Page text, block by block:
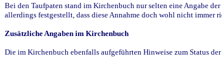
Bei den Taufpaten stand im Kirchenbuch nur selten eine Angabe
allerdings festgestellt, dass diese Annahme doch wohl nicht immer
Zusätzliche Angaben im Kirchenbuch
Die im Kirchenbuch ebenfalls aufgeführten Hinweise zum Status